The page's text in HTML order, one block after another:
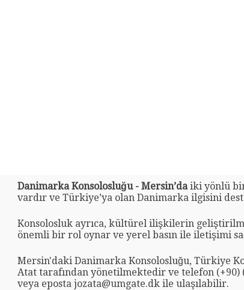
Danimarka Konsolosluğu - Mersin’daiki yönlü
vardır ve Türkiye’ya olan Danimarka ilgisini
Konsolosluk ayrıca, kültürel ilişkilerin
önemli bir rol oynar ve yerel basın ile iletişimi
Mersin'daki Danimarka Konsolosluğu, Türkiye
Atat tarafından yönetilmektedir ve telefon (+90)
veya eposta jozata@umgate.dk ile ulaşılabilir.